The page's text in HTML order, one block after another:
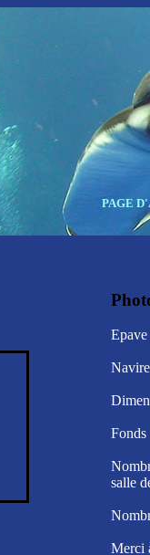
PAGE
Fonds
salle
Merci